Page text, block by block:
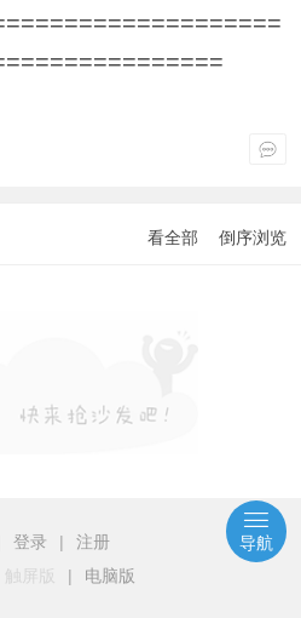
看全部 倒序浏览
登录 |
注册
触屏版 | 电脑版
导航